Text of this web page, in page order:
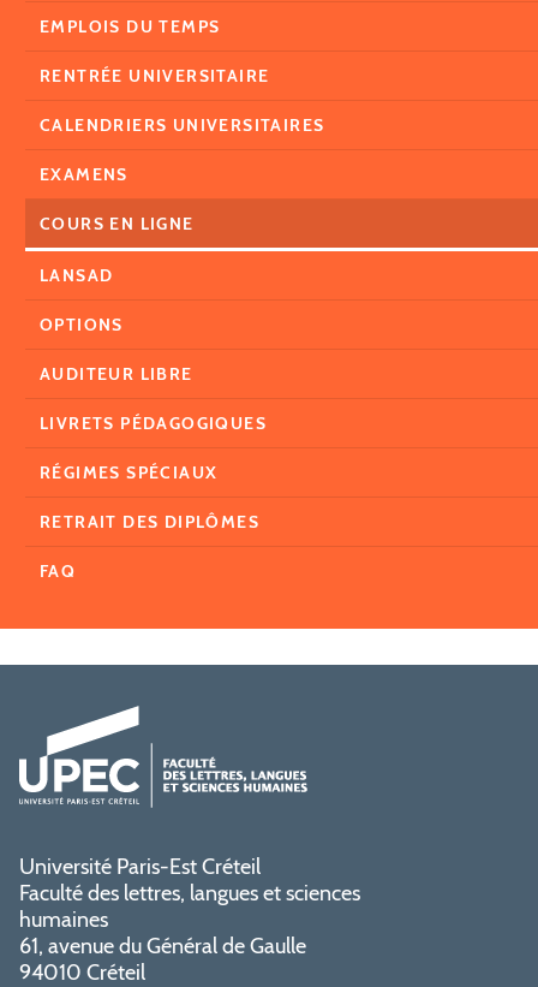
EMPLOIS DU TEMPS
RENTRÉE UNIVERSITAIRE
CALENDRIERS UNIVERSITAIRES
EXAMENS
COURS EN LIGNE
LANSAD
OPTIONS
AUDITEUR LIBRE
LIVRETS PÉDAGOGIQUES
RÉGIMES SPÉCIAUX
RETRAIT DES DIPLÔMES
FAQ
Université Paris-Est Créteil
Faculté des lettres, langues et sciences
humaines
61, avenue du Général de Gaulle
94010 Créteil